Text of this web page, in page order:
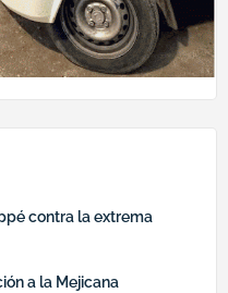
contra la extrema
a la Mejicana